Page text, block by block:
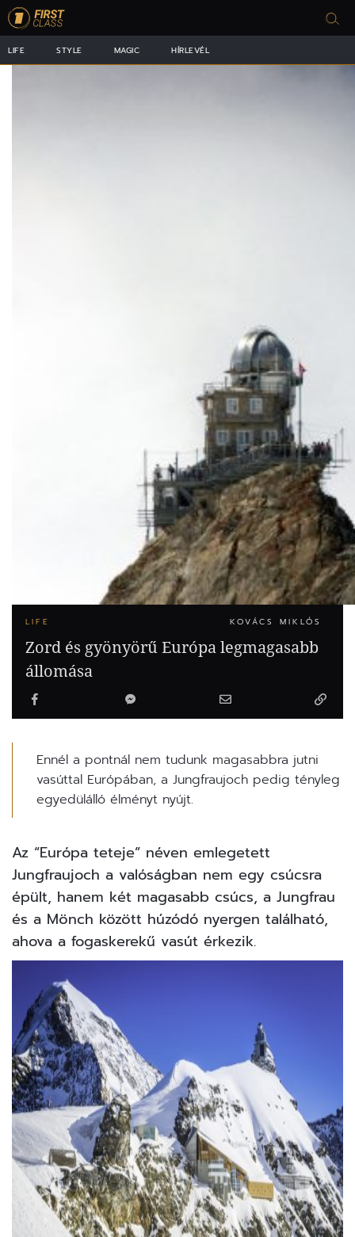
LIFE STYLE MAGIC HÍRLEVÉL
LIFE KOVÁCS MIKLÓS
Zord és gyönyörű Európa legmagasabb
állomása
Ennél a pontnál nem tudunk magasabbra jutni
vasúttal Európában, a Jungfraujoch pedig tényleg
egyedülálló élményt nyújt.
Az “Európa teteje” néven emlegetett
Jungfraujoch a valóságban nem egy csúcsra
épült, hanem két magasabb csúcs, a Jungfrau
és a Mönch között húzódó nyergen található,
ahova a fogaskerekű vasút érkezik.